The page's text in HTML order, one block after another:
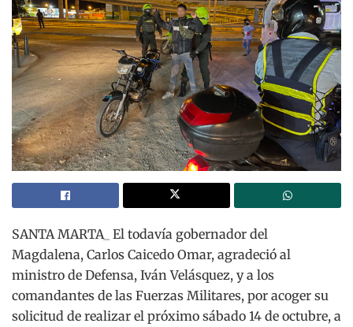
SANTA MARTA_ El todavía gobernador del
Magdalena, Carlos Caicedo Omar, agradeció al
ministro de Defensa, Iván Velásquez, y a los
comandantes de las Fuerzas Militares, por acoger su
solicitud de realizar el próximo sábado 14 de octubre, a